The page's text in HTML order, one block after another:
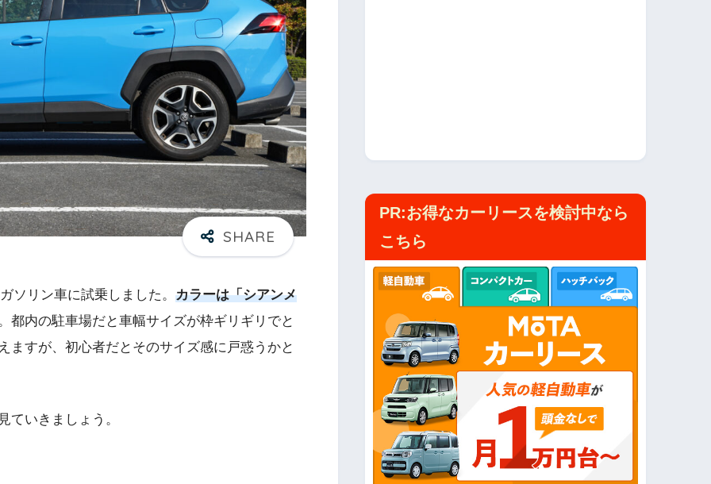
ソリン車に試乗しました。 カラーは「シアンメ
都内の駐車場だと車幅サイズが枠ギリギリでと
ますが、初心者だとそのサイズ感に戸惑うかと
ていきましょう。
PR:お得なカーリースを検討中なら
こちら